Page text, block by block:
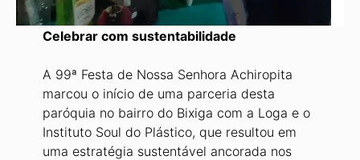
Celebrar com sustentabilidade
A 99ª Festa de Nossa Senhora Achiropita
mar­cou o início de uma parceria desta
paróquia no bairro do Bixiga com a Loga e o
Instituto Soul do Plástico, que resultou em
uma estratégia sustentável ancorada nos